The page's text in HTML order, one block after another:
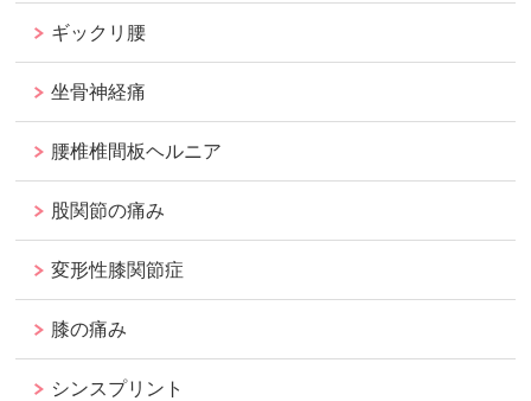
ギックリ腰
坐骨神経痛
腰椎椎間板ヘルニア
股関節の痛み
変形性膝関節症
膝の痛み
シンスプリント